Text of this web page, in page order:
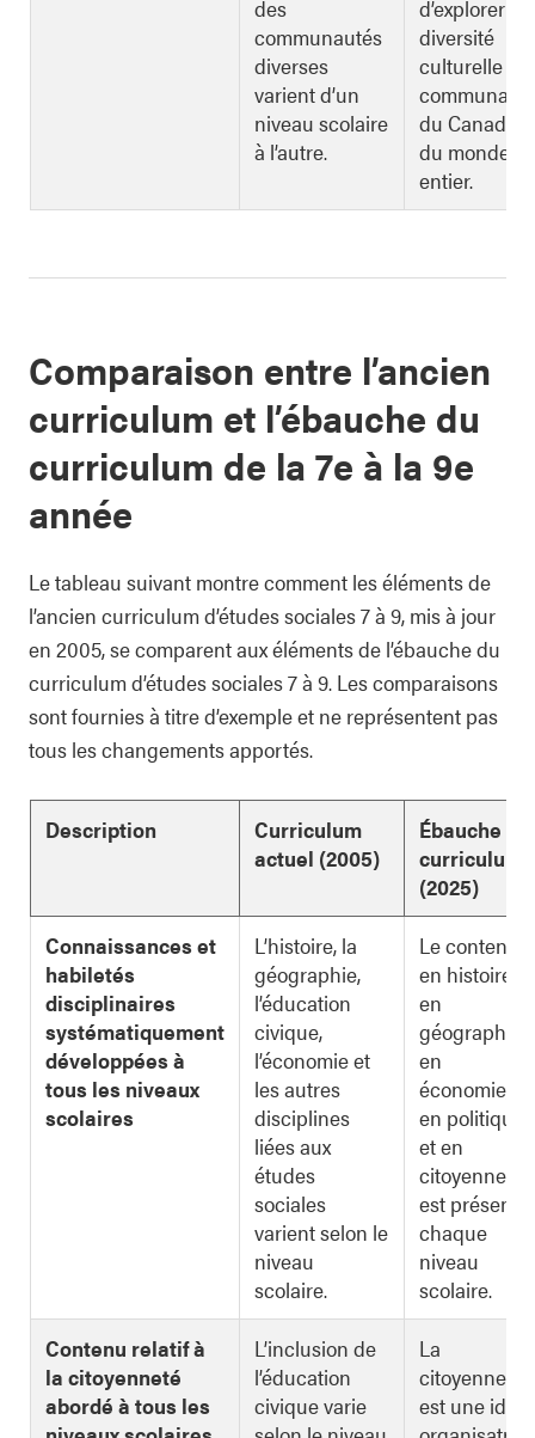
des
communautés
diverses
varient d’un
niveau scolaire
à l’autre.
d’explorer la
diversité
culturelle
du Canada
du monde
entier.
Comparaison entre l’ancien
curriculum et l’ébauche du
curriculum de la 7e à la 9e
année
Le tableau suivant montre comment les éléments de
l’ancien curriculum d’études sociales 7 à 9, mis à jour
en 2005, se comparent aux éléments de l’ébauche du
curriculum d’études sociales 7 à 9. Les comparaisons
sont fournies à titre d’exemple et ne représentent pas
tous les changements apportés.
Description
Curriculum
actuel (2005)
Ébauche du
curriculum
(2025)
Connaissances et
habiletés
disciplinaires
systématiquement
développées à
tous les niveaux
scolaires
L’histoire, la
géographie,
l’éducation
civique,
l’économie et
les autres
disciplines
liées aux
études
sociales
varient selon le
niveau
scolaire.
Le contenu
en histoire,
en
géographie,
en
économie,
en politique
et en
citoyenneté
est présent à
chaque
niveau
scolaire.
Contenu relatif à
la citoyenneté
abordé à tous les
L’inclusion de
l’éducation
civique varie
La
citoyenneté
est une idée